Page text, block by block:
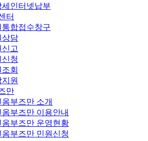
세인터넷납부
터
통합접수창구
상담
신고
신청
회
원
만
옴부즈만 소개
옴부즈만 이용안내
옴부즈만 운영현황
옴부즈만 민원신청